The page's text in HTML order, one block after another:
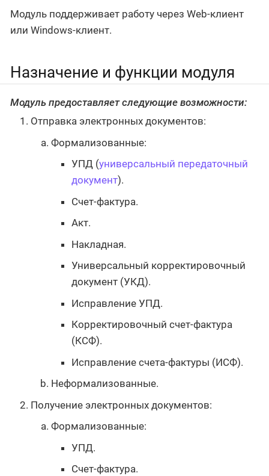
Модуль поддерживает работу через Web-клиент
или Windows-клиент.
Назначение и функции модуля
Модуль предоставляет следующие возможности:
Отправка электронных документов:
Формализованные:
УПД (универсальный передаточный
документ).
Счет-фактура.
Акт.
Накладная.
Универсальный корректировочный
документ (УКД).
Исправление УПД.
Корректировочный счет-фактура
(КСФ).
Исправление счета-фактуры (ИСФ).
Неформализованные.
Получение электронных документов:
Формализованные:
УПД.
Счет-фактура.